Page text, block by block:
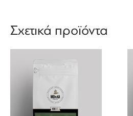
Σχετικά προϊόντα